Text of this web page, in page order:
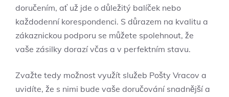
doručením, ať už jde o důležitý balíček nebo
každodenní korespondenci. S důrazem na kvalitu a
zákaznickou podporu se můžete spolehnout, že
vaše zásilky dorazí včas a v perfektním stavu.
Zvažte tedy možnost využít služeb Pošty Vracov a
uvidíte, že s nimi bude vaše doručování snadnější a